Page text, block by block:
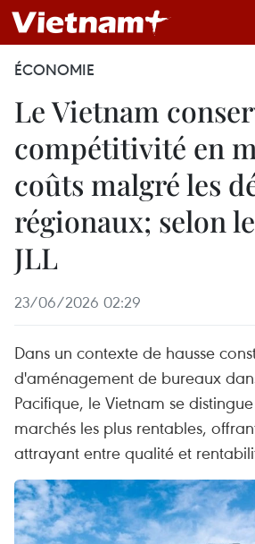
ÉCONOMIE
Le Vietnam
compétitivité en
coûts malgré les
régionaux; selon
JLL
23/06/2026 02:29
Dans un contexte de hausse
d'aménagement de bureaux
Pacifique, le Vietnam se
marchés les plus rentables,
attrayant entre qualité et